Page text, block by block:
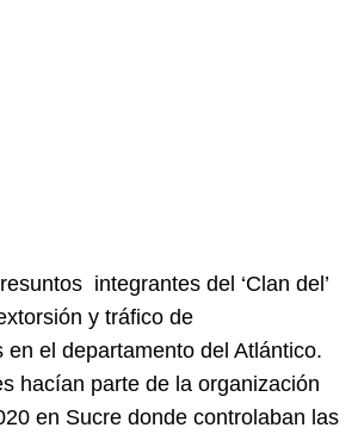
integrantes del ‘Clan del’
y tráfico de
en el departamento del Atlántico.
hacían parte de la organización
en Sucre donde controlaban las